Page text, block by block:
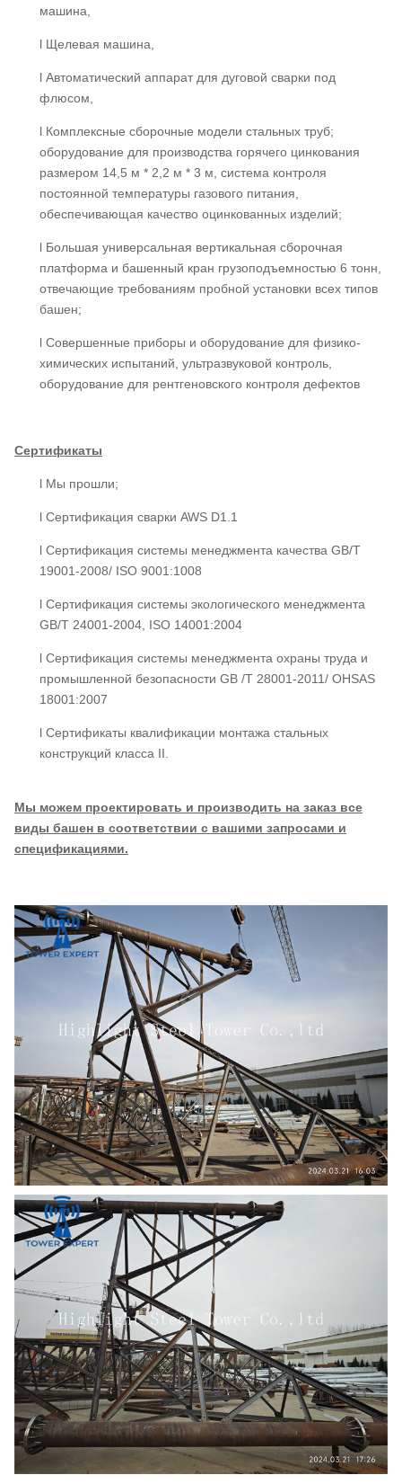
машина,
l Щелевая машина,
l Автоматический аппарат для дуговой сварки под
флюсом,
l Комплексные сборочные модели стальных труб;
оборудование для производства горячего цинкования
размером 14,5 м * 2,2 м * 3 м, система контроля
постоянной температуры газового питания,
обеспечивающая качество оцинкованных изделий;
l Большая универсальная вертикальная сборочная
платформа и башенный кран грузоподъемностью 6 тонн,
отвечающие требованиям пробной установки всех типов
башен;
l Совершенные приборы и оборудование для физико-
химических испытаний, ультразвуковой контроль,
оборудование для рентгеновского контроля дефектов
Сертификаты
l Мы прошли;
l Сертификация сварки AWS D1.1
l Сертификация системы менеджмента качества GB/T
19001-2008/ ISO 9001:1008
l Сертификация системы экологического менеджмента
GB/T 24001-2004, ISO 14001:2004
l Сертификация системы менеджмента охраны труда и
промышленной безопасности GB /T 28001-2011/ OHSAS
18001:2007
l Сертификаты квалификации монтажа стальных
конструкций класса II.
Мы можем проектировать и производить на заказ все
виды башен в соответствии с вашими запросами и
спецификациями.